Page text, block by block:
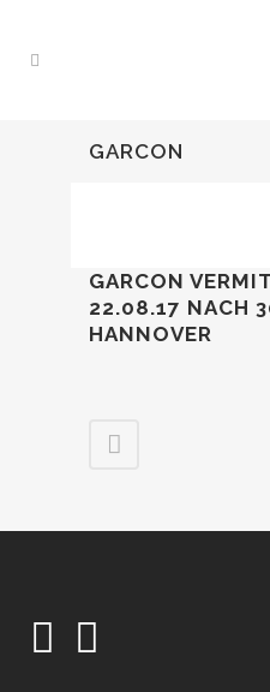
GARCON
GARCON
22.08.17 NACH
HANNOVER